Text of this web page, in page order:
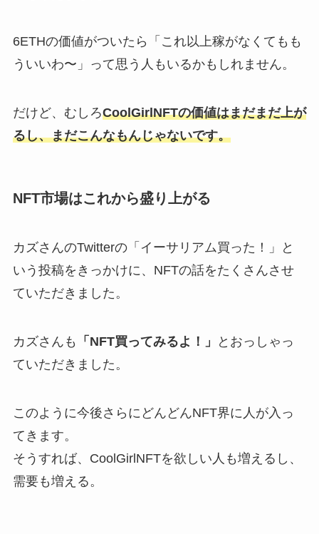
6ETHの価値がついたら「これ以上稼がなくてもも
ういいわ〜」って思う人もいるかもしれません。
だけど、むしろCoolGirlNFTの価値はまだまだ上が
るし、まだこんなもんじゃないです。
NFT市場はこれから盛り上がる
カズさんのTwitterの「イーサリアム買った！」と
いう投稿をきっかけに、NFTの話をたくさんさせ
ていただきました。
カズさんも 「NFT買ってみるよ！」
とおっしゃっ
ていただきました。
このように今後さらにどんどんNFT界に人が入っ
てきます。
そうすれば、CoolGirlNFTを欲しい人も増えるし、
需要も増える。